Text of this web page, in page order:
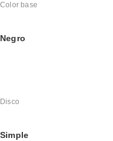
Color base
Negro
Disco
Simple